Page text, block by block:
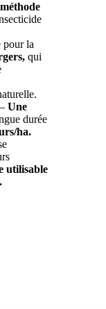
pour la
qui
Une
durée
ha.
utilisable